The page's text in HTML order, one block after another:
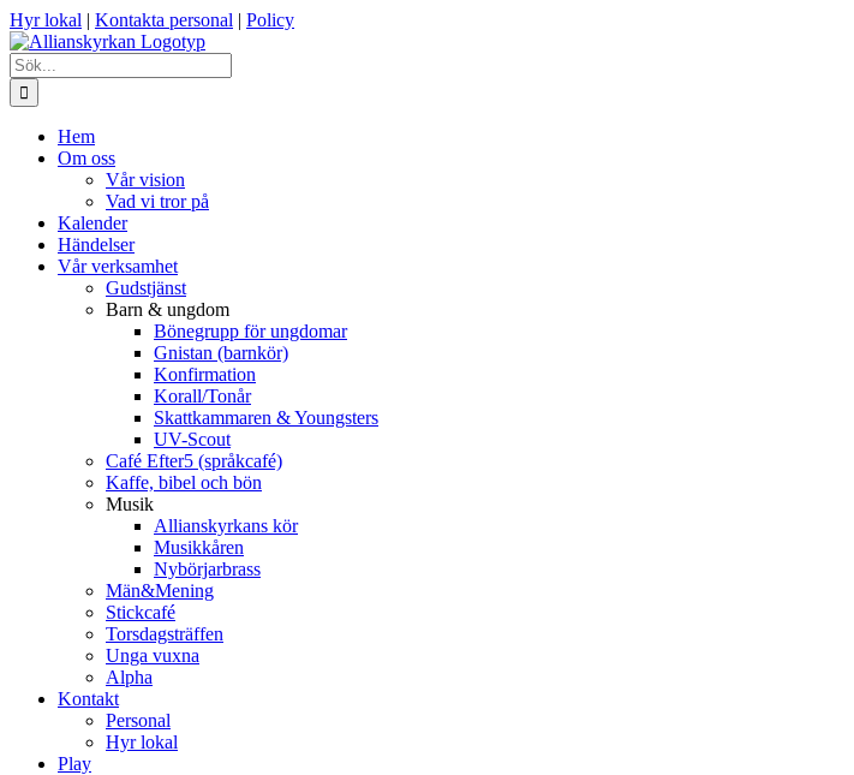
Fortsätt
till
innehållet
Hyr lokal | Kontakta personal | Policy
Sök
efter:
Hem
Om oss
Vår vision
Vad vi tror på
Kalender
Händelser
Vår verksamhet
Gudstjänst
Barn & ungdom
Bönegrupp för ungdomar
Gnistan (barnkör)
Konfirmation
Korall/Tonår
Skattkammaren & Youngsters
UV-Scout
Café Efter5 (språkcafé)
Kaffe, bibel och bön
Musik
Allianskyrkans kör
Musikkåren
Nybörjarbrass
Män&Mening
Stickcafé
Torsdagsträffen
Unga vuxna
Alpha
Kontakt
Personal
Hyr lokal
Play